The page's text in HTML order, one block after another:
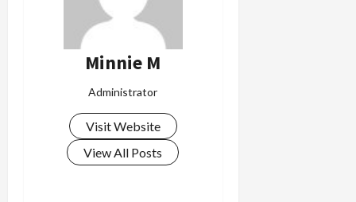
Minnie M
Administrator
Visit Website
View All Posts